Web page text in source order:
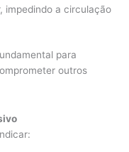
impedindo a circulação
para
outros